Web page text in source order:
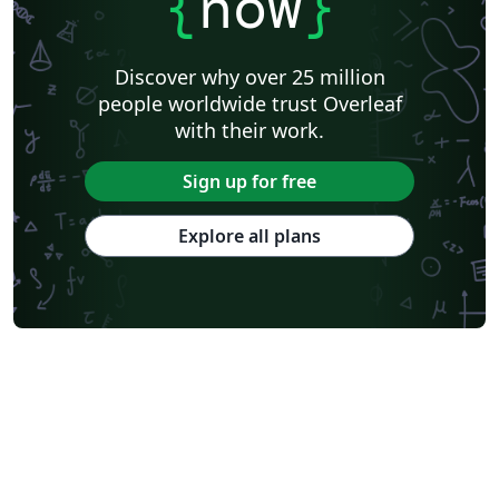
Discover why over 25 million
people worldwide trust Overleaf
with their work.
Sign up for free
Explore all plans